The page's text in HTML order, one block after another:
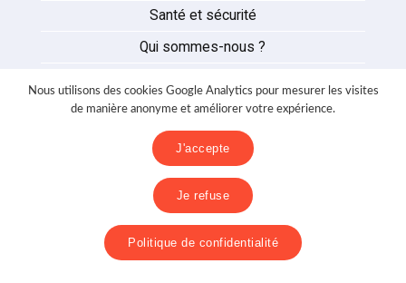
Santé et sécurité
Qui sommes-nous ?
Partenaires
Nous contacter
Politique de confidentialité
Nous utilisons des cookies Google Analytics pour mesurer les visites
de manière anonyme et améliorer votre expérience.
J'accepte
Je refuse
Politique de confidentialité